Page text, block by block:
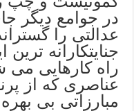
در جوامع دیگر
عدالتی را
جنایتکارانه
راه کارهایی می
عناصری که از
مبارزاتی بی